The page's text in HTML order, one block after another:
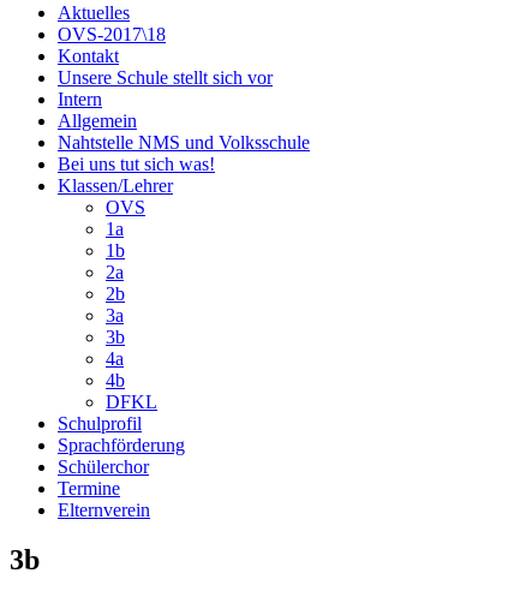
Aktuelles
OVS-2017\18
Kontakt
Unsere Schule stellt sich vor
Intern
Allgemein
Nahtstelle NMS und Volksschule
Bei uns tut sich was!
Klassen/Lehrer
OVS
1a
1b
2a
2b
3a
3b
4a
4b
DFKL
Schulprofil
Sprachförderung
Schülerchor
Termine
Elternverein
3b